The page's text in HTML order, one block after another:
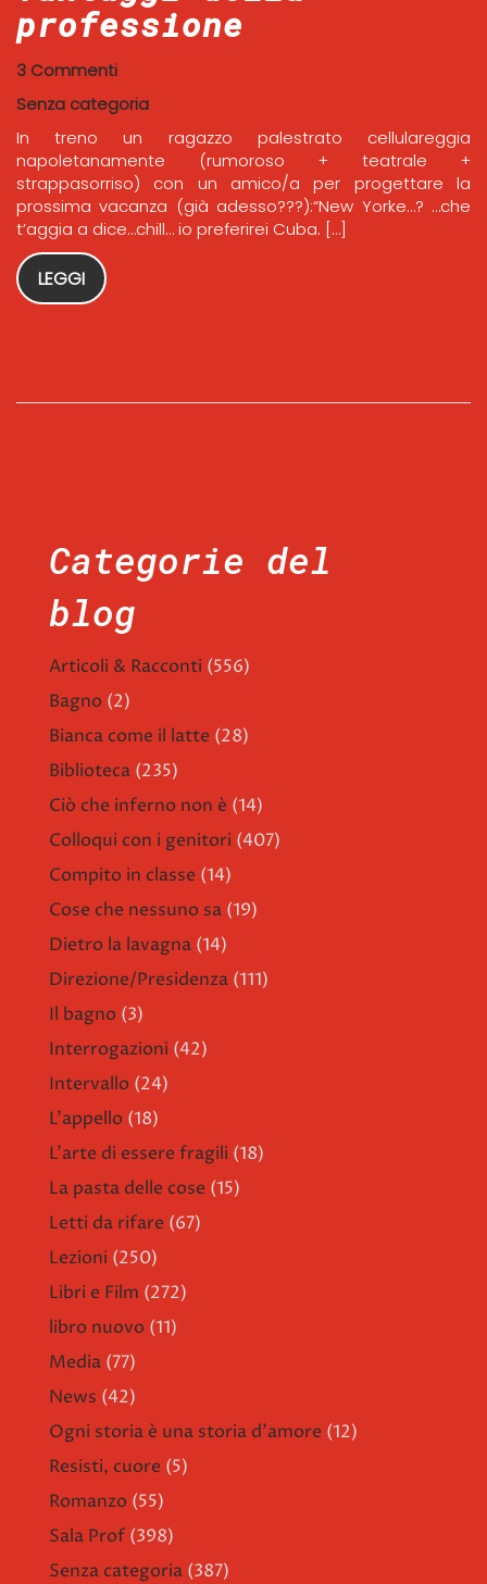
professione
3 Commenti
Senza categoria
In treno un ragazzo palestrato cellulareggia
napoletanamente (rumoroso + teatrale +
strappasorriso) con un amico/a per progettare la
prossima vacanza (già adesso???):“New Yorke…? …che
t’aggia a dice…chill… io preferirei Cuba. […]
LEGGI
Categorie del
blog
Articoli & Racconti (556)
Bagno (2)
Bianca come il latte (28)
Biblioteca (235)
Ciò che inferno non è (14)
Colloqui con i genitori (407)
Compito in classe (14)
Cose che nessuno sa (19)
Dietro la lavagna (14)
Direzione/Presidenza (111)
Il bagno (3)
Interrogazioni (42)
Intervallo (24)
L'appello (18)
L'arte di essere fragili (18)
La pasta delle cose (15)
Letti da rifare (67)
Lezioni (250)
Libri e Film (272)
libro nuovo (11)
Media (77)
News (42)
Ogni storia è una storia d'amore (12)
Resisti, cuore (5)
Romanzo (55)
Sala Prof (398)
Senza categoria (387)